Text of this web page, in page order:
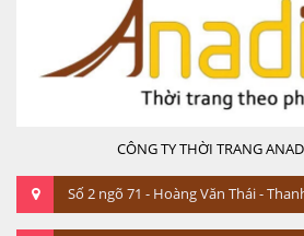
CÔNG TY THỜI TRANG
Số 2 ngõ 71 - Hoàng Văn Thái -